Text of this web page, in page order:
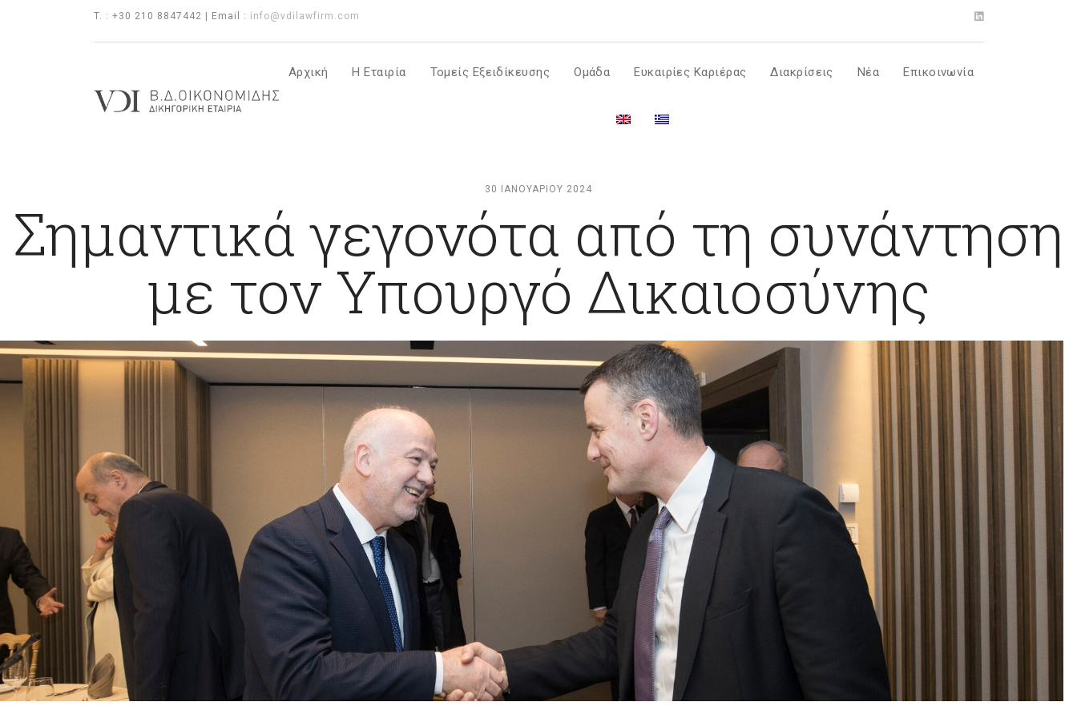
T. : +30 210 8847442 | Email : info@vdilawfirm.com
Αρχική Η Εταιρία Τομείς Εξειδίκευσης Ομάδα Ευκαιρίες Καριέρας Διακρίσεις Νέα Επικοινωνία
30 ΙΑΝΟΥΑΡΊΟΥ 2024
Σημαντικά γεγονότα από τη συνάντηση
με τον Υπουργό Δικαιοσύνης